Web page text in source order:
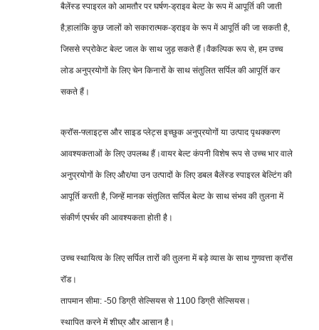
बैलेंस्ड स्पाइरल को आमतौर पर घर्षण-ड्राइव बेल्ट के रूप में आपूर्ति की जाती
है;हालांकि कुछ जालों को सकारात्मक-ड्राइव के रूप में आपूर्ति की जा सकती है,
जिससे स्प्रोकेट बेल्ट जाल के साथ जुड़ सकते हैं।वैकल्पिक रूप से, हम उच्च
लोड अनुप्रयोगों के लिए चेन किनारों के साथ संतुलित सर्पिल की आपूर्ति कर
सकते हैं।
क्रॉस-फ्लाइट्स और साइड प्लेट्स इच्छुक अनुप्रयोगों या उत्पाद पृथक्करण
आवश्यकताओं के लिए उपलब्ध हैं।वायर बेल्ट कंपनी विशेष रूप से उच्च भार वाले
अनुप्रयोगों के लिए और/या उन उत्पादों के लिए डबल बैलेंस्ड स्पाइरल बेल्टिंग की
आपूर्ति करती है, जिन्हें मानक संतुलित सर्पिल बेल्ट के साथ संभव की तुलना में
संकीर्ण एपर्चर की आवश्यकता होती है।
उच्च स्थायित्व के लिए सर्पिल तारों की तुलना में बड़े व्यास के साथ गुणवत्ता क्रॉस
रॉड।
तापमान सीमा: -50 डिग्री सेल्सियस से 1100 डिग्री सेल्सियस।
स्थापित करने में शीघ्र और आसान है।